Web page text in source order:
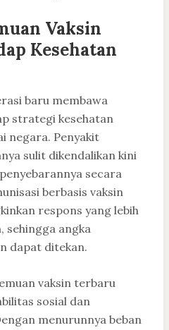
Vaksin
Kesehatan
baru membawa
strategi kesehatan
negara. Penyakit
sulit dikendalikan kini
secara
berbasis vaksin
respons yang lebih
sehingga angka
dapat ditekan.
vaksin terbaru
sosial dan
menurunnya beban